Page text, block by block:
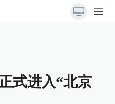
式进入“北京